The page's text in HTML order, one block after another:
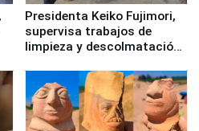
Presidenta Keiko Fujimori,
supervisa trabajos de
limpieza y descolmatación